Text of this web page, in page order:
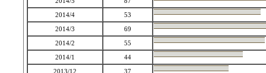
2014/4
53
2014/3
69
2014/2
55
2014/1
44
2013/12
37